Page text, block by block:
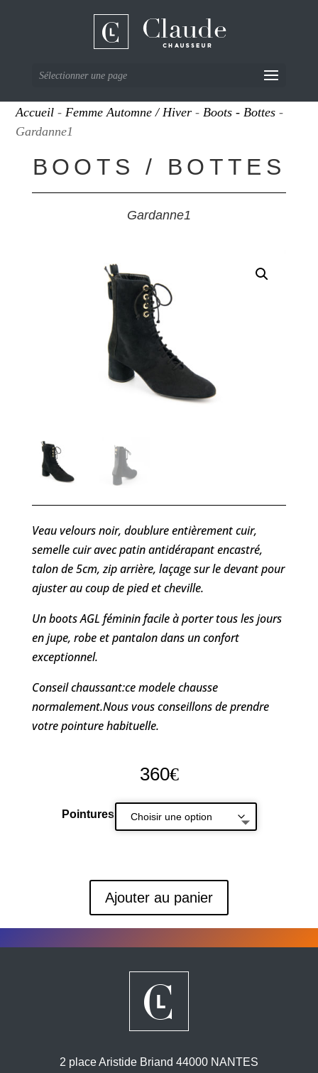
Sélectionner une page
Accueil -Femme Automne / Hiver -Boots - Bottes -
Gardanne1
BOOTS / BOTTES
Gardanne1
Veau velours noir, doublure entièrement cuir,
semelle cuir avec patin antidérapant encastré,
talon de 5cm, zip arrière, laçage sur le devant pour
ajuster au coup de pied et cheville.
Un boots AGL féminin facile à porter tous les jours
en jupe, robe et pantalon dans un confort
exceptionnel.
Conseil chaussant:ce modele chausse
normalement.Nous vous conseillons de prendre
votre pointure habituelle.
360€
Pointures
Ajouter au panier
2 place Aristide Briand 44000 NANTES